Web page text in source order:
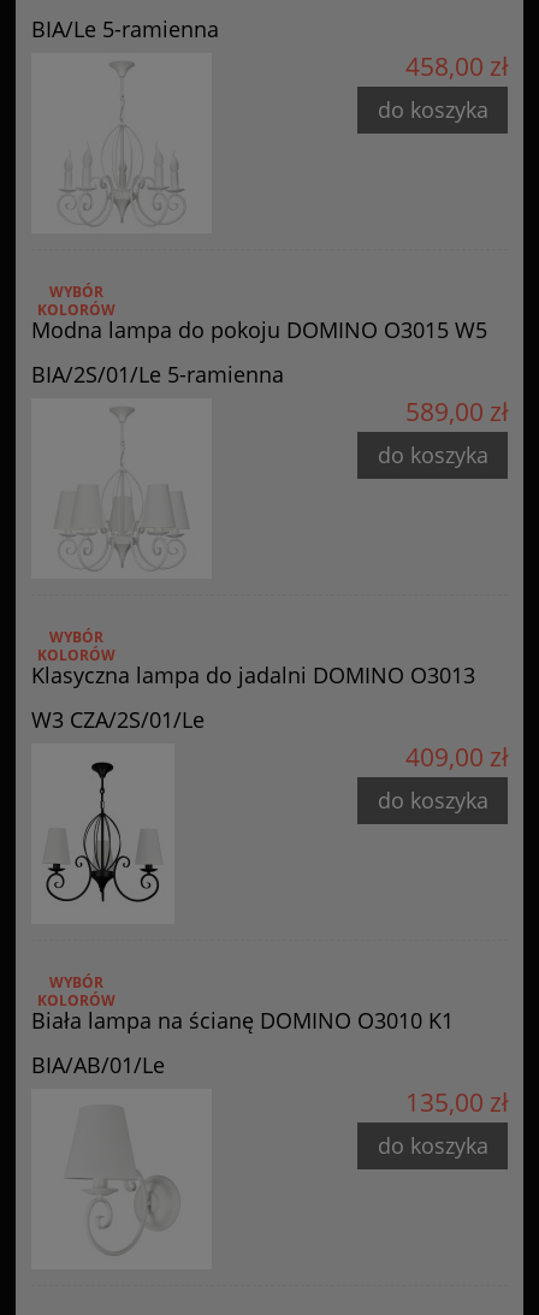
BIA/Le 5-ramienna
458,00 zł
do koszyka
Modna lampa do pokoju DOMINO O3015 W5
BIA/2S/01/Le 5-ramienna
WYBÓR
KOLORÓW
589,00 zł
do koszyka
Klasyczna lampa do jadalni DOMINO O3013
W3 CZA/2S/01/Le
WYBÓR
KOLORÓW
409,00 zł
do koszyka
Biała lampa na ścianę DOMINO O3010 K1
BIA/AB/01/Le
WYBÓR
KOLORÓW
135,00 zł
do koszyka